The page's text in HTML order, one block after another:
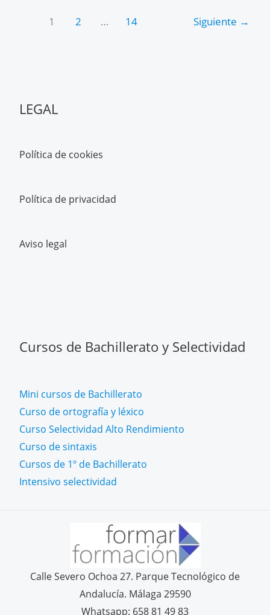
Andalucía
1 2 … 14 Siguiente →
LEGAL
Política de cookies
Política de privacidad
Aviso legal
Cursos de Bachillerato y Selectividad
Mini cursos de Bachillerato
Curso de ortografía y léxico
Curso Selectividad Alto Rendimiento
Curso de sintaxis
Cursos de 1º de Bachillerato
Intensivo selectividad
Calle Severo Ochoa 27. Parque Tecnológico de
Andalucía. Málaga 29590
Whatsapp: 658 81 49 83